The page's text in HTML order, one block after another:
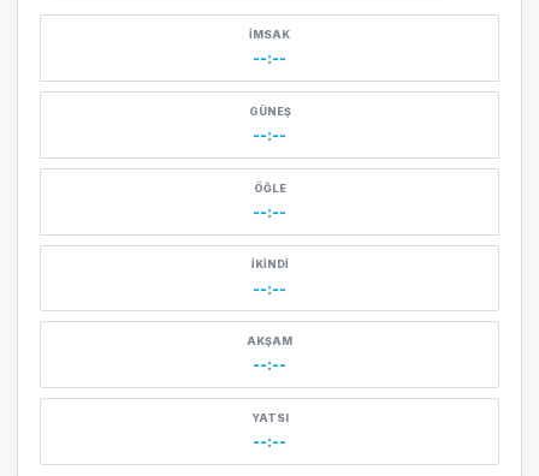
İMSAK
--:--
GÜNEŞ
--:--
ÖĞLE
--:--
İKINDI
--:--
AKŞAM
--:--
YATSI
--:--